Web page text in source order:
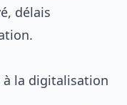
délais
à la digitalisation